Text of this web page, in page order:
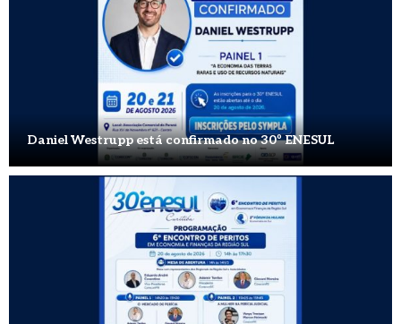
Daniel Westrupp está confirmado no 30º ENESUL